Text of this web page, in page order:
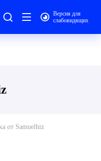
Версия для
слабовидящих
от Samuelhiz